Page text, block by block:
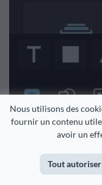
Nous utilisons des
fournir un contenu utile
avoir un
Tout autoriser
nous avons donc